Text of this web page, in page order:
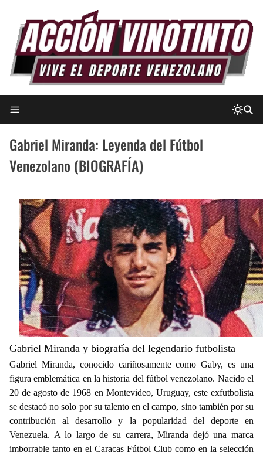
Gabriel Miranda: Leyenda del Fútbol
Venezolano (BIOGRAFÍA)
Gabriel Miranda y biografía del legendario futbolista
Gabriel Miranda, conocido cariñosamente como Gaby, es una
figura emblemática en la historia del fútbol venezolano. Nacido el
20 de agosto de 1968 en Montevideo, Uruguay, este exfutbolista
se destacó no solo por su talento en el campo, sino también por su
contribución al desarrollo y la popularidad del deporte en
Venezuela. A lo largo de su carrera, Miranda dejó una marca
imborrable tanto en el Caracas Fútbol Club como en la selección